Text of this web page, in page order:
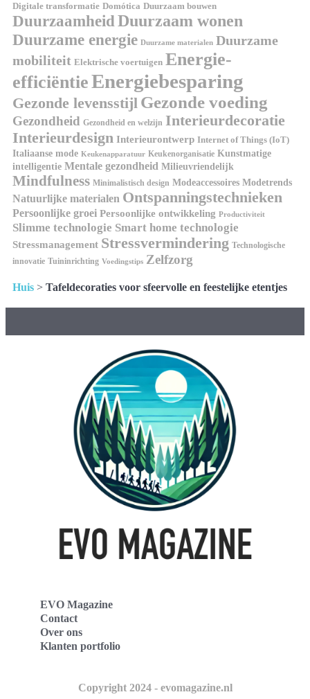
Digitale transformatie Domótica Duurzaam bouwen
DuurzaamheidDuurzaam wonen
Duurzame energie Duurzame materialen Duurzame
mobiliteit Elektrische voertuigen Energie-
efficiëntieEnergiebesparing
Gezonde levensstijl Gezonde voeding
Gezondheid Gezondheid en welzijn Interieurdecoratie
Interieurdesign Interieurontwerp Internet of Things (IoT)
Italiaanse mode Keukenapparatuur Keukenorganisatie Kunstmatige
intelligentie Mentale gezondheid Milieuvriendelijk
Mindfulness Minimalistisch design Modeaccessoires Modetrends
Natuurlijke materialen Ontspanningstechnieken
Persoonlijke groei Persoonlijke ontwikkeling Productiviteit
Slimme technologie Smart home technologie
Stressmanagement Stressvermindering Technologische
innovatie Tuininrichting Voedingstips Zelfzorg
Huis > Tafeldecoraties voor sfeervolle en feestelijke etentjes
EVO Magazine
Contact
Over ons
Klanten portfolio
Copyright 2024 - evomagazine.nl